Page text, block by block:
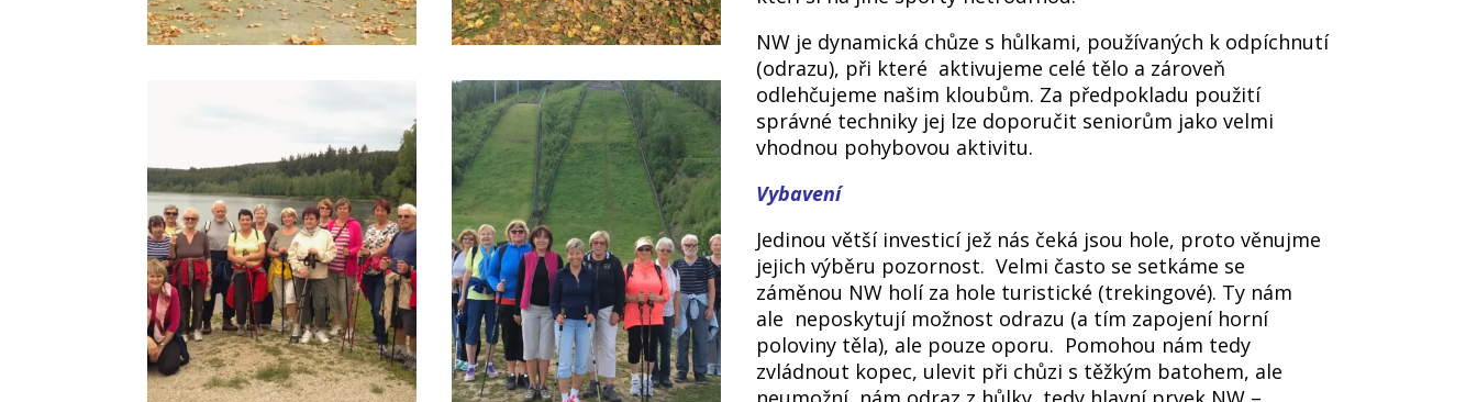
NW je dynamická chůze s hůlkami, používaných k odpíchnutí
(odrazu), při které aktivujeme celé tělo a zároveň
odlehčujeme našim kloubům. Za předpokladu použití
správné techniky jej lze doporučit seniorům jako velmi
vhodnou pohybovou aktivitu.
Vybavení
Jedinou větší investicí jež nás čeká jsou hole, proto věnujme
jejich výběru pozornost. Velmi často se setkáme se
záměnou NW holí za hole turistické (trekingové). Ty nám
ale neposkytují možnost odrazu (a tím zapojení horní
poloviny těla), ale pouze oporu. Pomohou nám tedy
zvládnout kopec, ulevit při chůzi s těžkým batohem, ale